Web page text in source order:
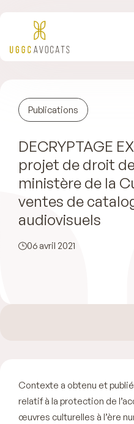
Publications
DECRYPTAGE
projet de droit
ministère de la
ventes de
audiovisuels
06 avril 2021
Contexte a obtenu et publié
relatif à la protection de
œuvres culturelles à l’ère